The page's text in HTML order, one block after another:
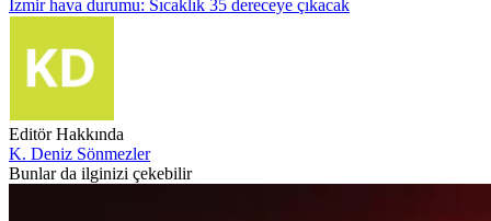
İzmir hava durumu: Sıcaklık 35 dereceye çıkacak
Editör Hakkında
K. Deniz Sönmezler
Bunlar da ilginizi çekebilir